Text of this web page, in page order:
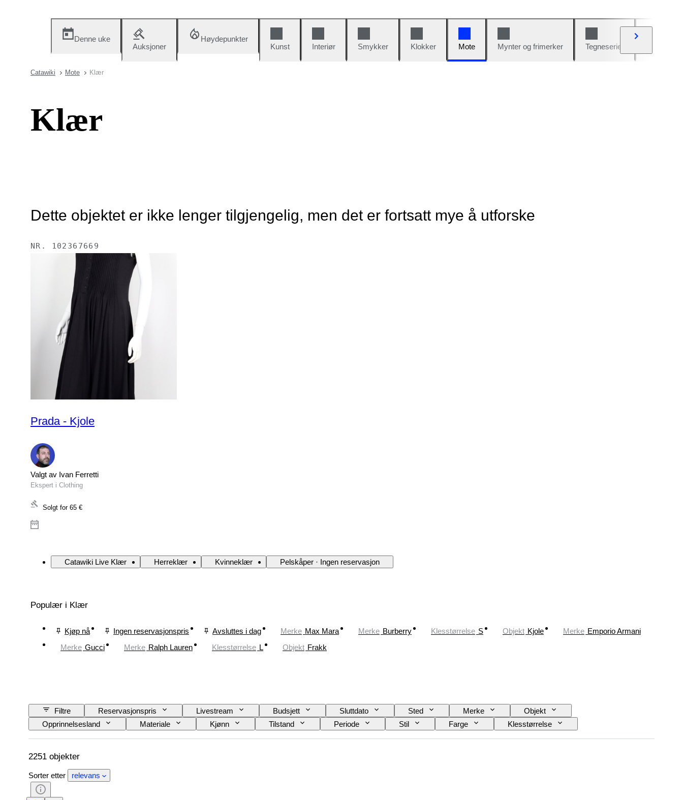
Denne uke
Auksjoner
Høydepunkter
Kunst
Interiør Smykker Klokker Mote Mynter og frimerker Tegneserier
Catawiki Mote Klær
Klær
Dette objektet er ikke lenger tilgjengelig, men det er fortsatt mye å utforske
NR. 102367669
Prada - Kjole
Valgt av Ivan Ferretti
Ekspert i Clothing
Solgt for 65 €
Catawiki Live Klær Herreklær Kvinneklær Pelskåper · Ingen reservasjon
Populær i Klær
Kjøp nå Ingen reservasjonspris Avsluttes i dag Merke Max Mara Merke Burberry Klesstørrelse S Objekt Kjole Merke Emporio Armani
Merke Gucci Merke Ralph Lauren Klesstørrelse L Objekt Frakk
Filtre Reservasjonspris Livestream Budsjett Sluttdato Sted Merke
Objekt
Opprinnelsesland
Materiale Kjønn Tilstand Periode Stil Farge
Klesstørrelse
Produktstørrelse
Æra Mønster Skjortekrage størrelse Tilbehør inkludert Skostørrelse
2251 objekter
Sorter etter relevans